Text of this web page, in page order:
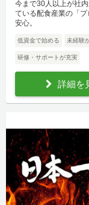
今まで30人以上が社
ている配食産業の「
安心。
低資金で始める 未経験
研修・サポートが充実
詳細を